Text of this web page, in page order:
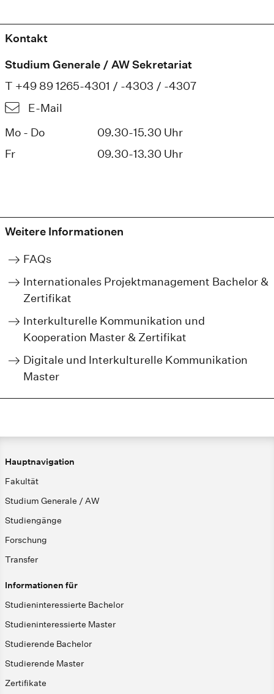
Kontakt
Studium Generale / AW Sekretariat
T +49 89 1265-4301 / -4303 / -4307
E-Mail
Mo - Do
Fr
09.30-15.30 Uhr
09.30-13.30 Uhr
Weitere Informationen
FAQs
Internationales Projektmanagement Bachelor &
Zertifikat
Interkulturelle Kommunikation und
Kooperation Master & Zertifikat
Digitale und Interkulturelle Kommunikation
Master
Hauptnavigation
Fakultät
Studium Generale / AW
Studiengänge
Forschung
Transfer
Informationen für
Studieninteressierte Bachelor
Studieninteressierte Master
Studierende Bachelor
Studierende Master
Zertifikate